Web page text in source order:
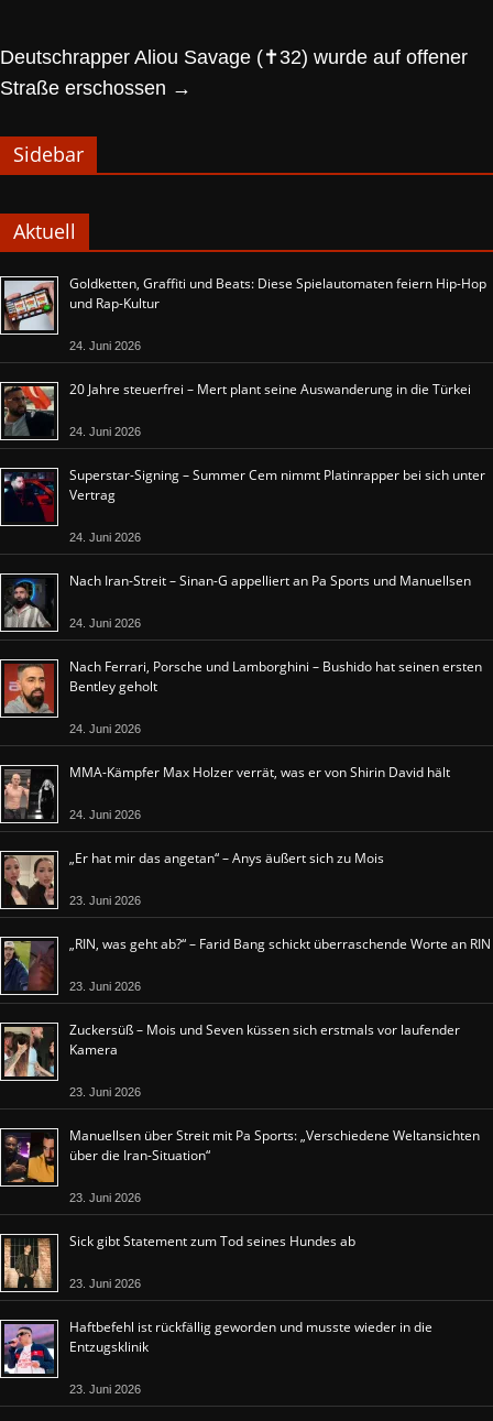
Deutschrapper Aliou Savage (✝32) wurde auf offener
Straße erschossen →
Sidebar
Aktuell
Goldketten, Graffiti und Beats: Diese Spielautomaten feiern Hip-Hop
und Rap-Kultur
24. Juni 2026
20 Jahre steuerfrei – Mert plant seine Auswanderung in die Türkei
24. Juni 2026
Superstar-Signing – Summer Cem nimmt Platinrapper bei sich unter
Vertrag
24. Juni 2026
Nach Iran-Streit – Sinan-G appelliert an Pa Sports und Manuellsen
24. Juni 2026
Nach Ferrari, Porsche und Lamborghini – Bushido hat seinen ersten
Bentley geholt
24. Juni 2026
MMA-Kämpfer Max Holzer verrät, was er von Shirin David hält
24. Juni 2026
„Er hat mir das angetan“ – Anys äußert sich zu Mois
23. Juni 2026
„RIN, was geht ab?“ – Farid Bang schickt überraschende Worte an RIN
23. Juni 2026
Zuckersüß – Mois und Seven küssen sich erstmals vor laufender
Kamera
23. Juni 2026
Manuellsen über Streit mit Pa Sports: „Verschiedene Weltansichten
über die Iran-Situation“
23. Juni 2026
Sick gibt Statement zum Tod seines Hundes ab
23. Juni 2026
Haftbefehl ist rückfällig geworden und musste wieder in die
Entzugsklinik
23. Juni 2026